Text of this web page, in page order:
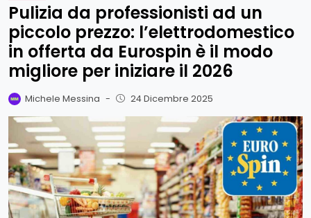
Pulizia da professionisti ad un
piccolo prezzo: l’elettrodomestico
in offerta da Eurospin è il modo
migliore per iniziare il 2026
Michele Messina - 24 Dicembre 2025